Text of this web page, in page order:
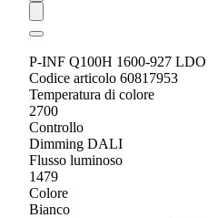
P-INF Q100H 1600-927
Codice articolo 60817953
Temperatura di colore
2700
Controllo
Dimming DALI
Flusso luminoso
1479
Colore
Bianco